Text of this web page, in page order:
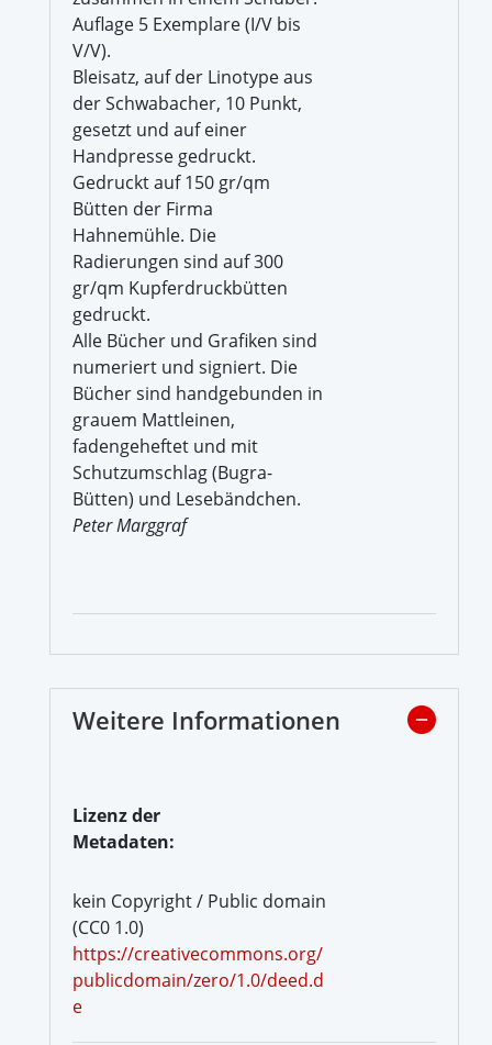
Auflage 5 Exemplare (I/V bis
V/V).
Bleisatz, auf der Linotype aus
der Schwabacher, 10 Punkt,
gesetzt und auf einer
Handpresse gedruckt.
Gedruckt auf 150 gr/qm
Bütten der Firma
Hahnemühle. Die
Radierungen sind auf 300
gr/qm Kupferdruckbütten
gedruckt.
Alle Bücher und Grafiken sind
numeriert und signiert. Die
Bücher sind handgebunden in
grauem Mattleinen,
fadengeheftet und mit
Schutzumschlag (Bugra-
Bütten) und Lesebändchen.
Peter Marggraf
Weitere Informationen
Lizenz der
Metadaten:
kein Copyright / Public domain
(CC0 1.0)
https://creativecommons.org/
publicdomain/zero/1.0/deed.d
e